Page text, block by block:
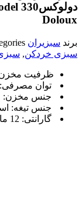
دولوکس330
Doloux
برند سبزیران
سبزی خردکن,
ظرفیت
توان مصرفی:
جنس مخزن:
جنس تیغه:
گارانتی: